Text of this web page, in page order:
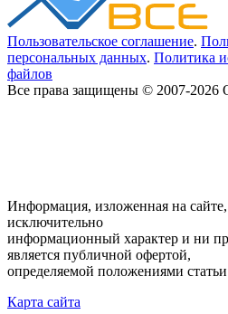
Пользовательское соглашение.
персональных данных. Политика
файлов
Все права защищены © 2007-
Информация, изложенная на
исключительно
информационный характер и ни
является публичной офертой,
определяемой положениями
Карта сайта